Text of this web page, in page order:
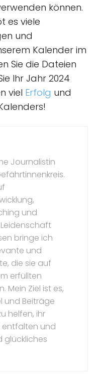
können.
es viele
und
Kalender im
Sie die Dateien
Ihr Jahr 2024
viel Erfolg und
Journalistin
und
bringe ich
und
die sie auf
erfüllten
Mein Ziel ist es,
und Beiträge
helfen, ihr
entfalten und
glückliches